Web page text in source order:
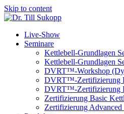
Skip to content
Live-Show
Seminare
Kettlebell-Grundlagen
Kettlebell-Grundlagen
DVRT™-Workshop
DVRT™-Zertifizierung
DVRT™-Zertifizierung
Zertifizierung Basic
Zertifizierung